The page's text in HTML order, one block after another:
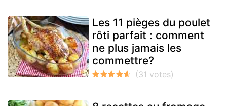
Les 11 pièges du poulet
rôti parfait : comment
ne plus jamais les
commettre?